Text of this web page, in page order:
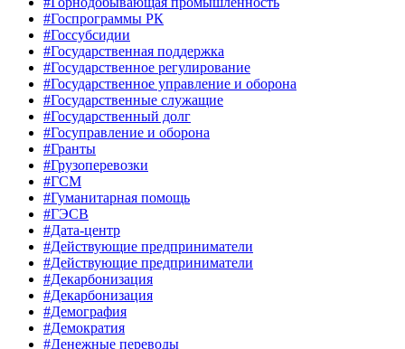
#Госпрограммы РК
#Госсубсидии
#Государственная поддержка
#Государственное регулирование
#Государственное управление и оборона
#Государственные служащие
#Государственный долг
#Госуправление и оборона
#Гранты
#Грузоперевозки
#ГСМ
#Гуманитарная помощь
#ГЭСВ
#Дата-центр
#Действующие предприниматели
#Действующие предприниматели
#Декарбонизация
#Декарбонизация
#Демография
#Демократия
#Денежные переводы